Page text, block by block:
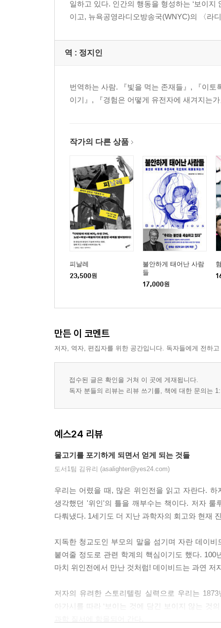
일하고 있다. 인간의 행동을 형성하는 ‘보이
이고, 뉴욕공영라디오방송국(WNYC)의 〈라
역 : 정지인
번역하는 사람. 『빛을 먹는 존재들』, 『이
이기』, 『경험은 어떻게 유전자에 새겨지는
작가의 다른 상품
피날레
23,500원
불안하게 태어난 사람
들
17,000원
만든 이 코멘트
저자, 역자, 편집자를 위한 공간입니다. 독자들에게 전하
접수된 글은 확인을 거쳐 이 곳에 게재됩니다.
독자 분들의 리뷰는 리뷰 쓰기를, 책에 대한 문의는
예스24 리뷰
물고기를 포기하게 되면서 얻게 되는 것들
도서1팀 김유리 (asalighter@yes24.com)
우리는 어렸을 때, 많은 위인전을 읽고 자란다. 하
생각했던 '위인'의 틀을 깨부수는 책이다. 저자
다뤄냈다. 1세기도 더 지난 과학자의 회고와 현재
지독한 청교도인 부모의 말을 섬기며 자란 데이
붙여줄 정도로 관련 학계의 핵심이기도 했다.
마치 위인전에서 만난 것처럼! 데이비드는 과연 저
저자의 유려한 스토리텔링 실력으로 우리는
아가시를 따라 ‘보이는 것에 담긴 보이지 않는 것